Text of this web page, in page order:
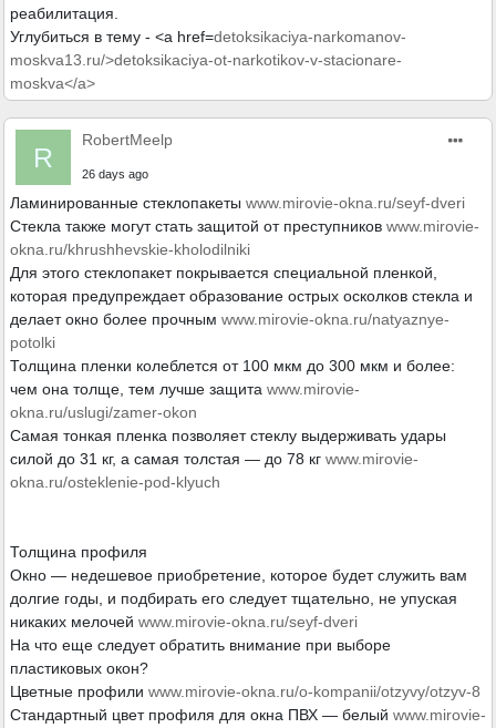
реабилитация.
Углубиться в тему - <a href=detoksikaciya-narkomanov-
moskva13.ru/>detoksikaciya-ot-narkotikov-v-stacionare-
moskva</a>
R
RobertMeelp
26 days ago
Ламинированные стеклопакеты www.mirovie-okna.ru/seyf-dveri
Стекла также могут стать защитой от преступников www.mirovie-
okna.ru/khrushhevskie-kholodilniki
Для этого стеклопакет покрывается специальной пленкой,
которая предупреждает образование острых осколков стекла и
делает окно более прочным www.mirovie-okna.ru/natyaznye-
potolki
Толщина пленки колеблется от 100 мкм до 300 мкм и более:
чем она толще, тем лучше защита www.mirovie-
okna.ru/uslugi/zamer-okon
Самая тонкая пленка позволяет стеклу выдерживать удары
силой до 31 кг, а самая толстая — до 78 кг www.mirovie-
okna.ru/osteklenie-pod-klyuch
Толщина профиля
Окно — недешевое приобретение, которое будет служить вам
долгие годы, и подбирать его следует тщательно, не упуская
никаких мелочей www.mirovie-okna.ru/seyf-dveri
На что еще следует обратить внимание при выборе
пластиковых окон?
Цветные профили www.mirovie-okna.ru/o-kompanii/otzyvy/otzyv-8
Стандартный цвет профиля для окна ПВХ — белый www.mirovie-